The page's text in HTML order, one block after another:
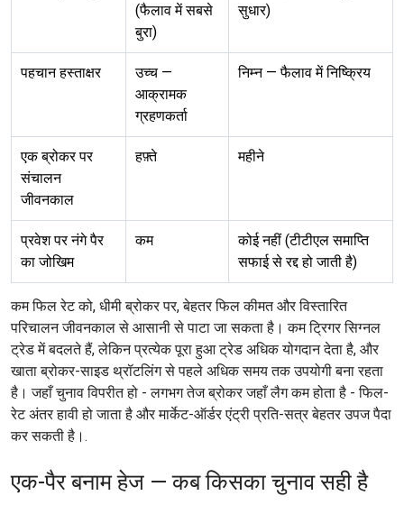
(फैलाव में सबसे
बुरा)
सुधार)
पहचान हस्ताक्षर
उच्च —
आक्रामक
ग्रहणकर्ता
निम्न — फैलाव में निष्क्रिय
एक ब्रोकर पर
संचालन
जीवनकाल
हफ़्ते महीने
प्रवेश पर नंगे पैर
का जोखिम
कम
कोई नहीं (टीटीएल समाप्ति
सफाई से रद्द हो जाती है)
कम फिल रेट को, धीमी ब्रोकर पर, बेहतर फिल कीमत और विस्तारित
परिचालन जीवनकाल से आसानी से पाटा जा सकता है। कम ट्रिगर सिग्नल
ट्रेड में बदलते हैं, लेकिन प्रत्येक पूरा हुआ ट्रेड अधिक योगदान देता है, और
खाता ब्रोकर-साइड थ्रॉटलिंग से पहले अधिक समय तक उपयोगी बना रहता
है। जहाँ चुनाव विपरीत हो - लगभग तेज ब्रोकर जहाँ लैग कम होता है - फिल-
रेट अंतर हावी हो जाता है और मार्केट-ऑर्डर एंट्री प्रति-सत्र बेहतर उपज पैदा
कर सकती है।.
एक-पैर बनाम हेज — कब किसका चुनाव सही है